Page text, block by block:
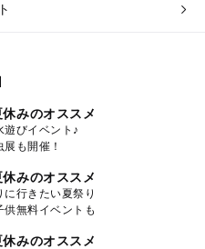
休みのオススメ
遊びイベント♪
も開催！
休みのオススメ
行きたい夏祭り
無料イベントも
休みのオススメ